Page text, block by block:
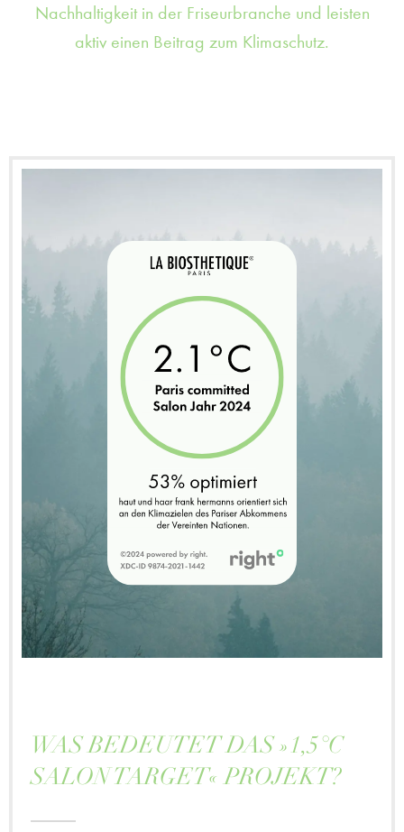
Nachhaltigkeit in der Friseurbranche und leisten
aktiv einen Beitrag zum Klimaschutz.
WAS BEDEUTET DAS »1,5°C
SALON TARGET« PROJEKT?